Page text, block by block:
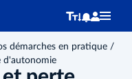
démarches en pratique /
d'autonomie